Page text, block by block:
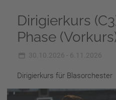
Dirigierkurs
Phase
30.10.2026 - 6.11.2026
Dirigierkurs für Blasorchester